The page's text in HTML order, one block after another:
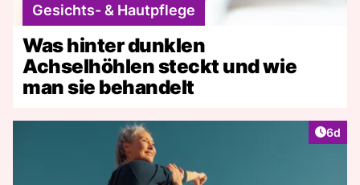
Gesichts- & Hautpflege
Was hinter dunklen
Achselhöhlen steckt und wie
man sie behandelt
6d